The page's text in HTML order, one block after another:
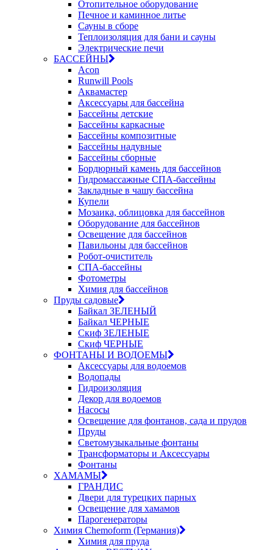
Отопительное оборудование
Печное и каминное литье
Сауны в сборе
Теплоизоляция для бани и сауны
Электрические печи
БАССЕЙНЫ
Acon
Runwill Pools
Аквамастер
Аксессуары для бассейна
Бассейны детские
Бассейны каркасные
Бассейны композитные
Бассейны надувные
Бассейны сборные
Бордюрный камень для бассейнов
Гидромассажные СПА-бассейны
Закладные в чашу бассейна
Купели
Мозаика, облицовка для бассейнов
Оборудование для бассейнов
Освещение для бассейнов
Павильоны для бассейнов
Робот-очиститель
СПА-бассейны
Фотометры
Химия для бассейнов
Пруды садовые
Байкал ЗЕЛЕНЫЙ
Байкал ЧЕРНЫЕ
Скиф ЗЕЛЕНЫЕ
Скиф ЧЕРНЫЕ
ФОНТАНЫ И ВОДОЕМЫ
Аксессуары для водоемов
Водопады
Гидроизоляция
Декор для водоемов
Насосы
Освещение для фонтанов, сада и прудов
Пруды
Светомузыкальные фонтаны
Трансформаторы и Аксессуары
Фонтаны
ХАМАМЫ
ГРАНДИС
Двери для турецких парных
Освещение для хамамов
Парогенераторы
Химия Chemoform (Германия)
Химия для пруда